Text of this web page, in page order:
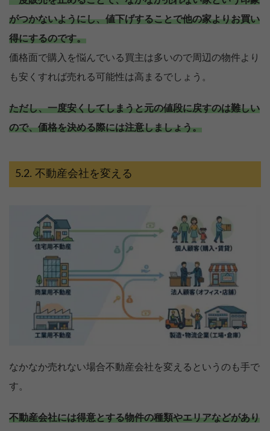
がつかないようにし、値下げすることで他の家よりお買い
得にするのです。
価格面で購入を悩んでいる買主は多いので周辺の物件より
も安くすれば売れる可能性は高まるでしょう。
ただし、一度安くしてしまうと元の値段に戻すのは難しい
ので、価格を決める際には注意しましょう。
不動産会社を変える
なかなか売れない場合不動産会社を変えるというのも手で
す。
不動産会社には得意とする物件の種類やエリアなどがあり